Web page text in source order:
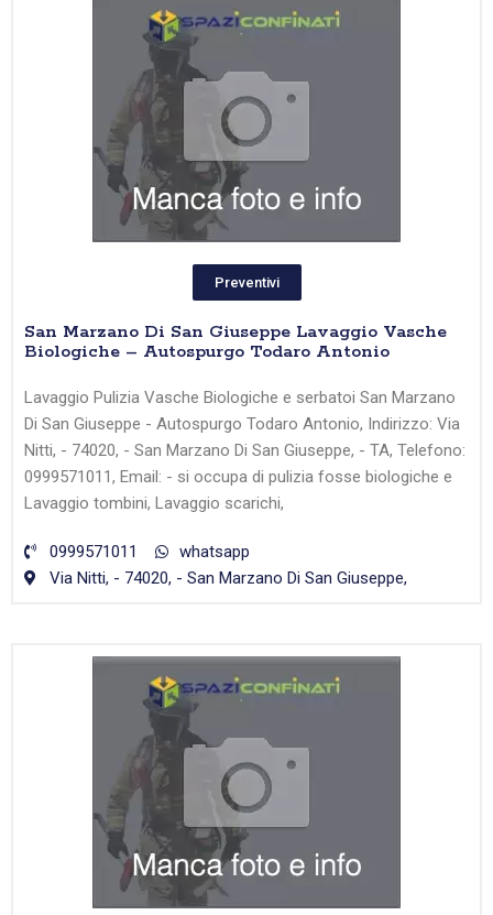
Preventivi
San Marzano Di San Giuseppe Lavaggio Vasche
Biologiche – Autospurgo Todaro Antonio
Lavaggio Pulizia Vasche Biologiche e serbatoi San Marzano
Di San Giuseppe - Autospurgo Todaro Antonio, Indirizzo: Via
Nitti, - 74020, - San Marzano Di San Giuseppe, - TA, Telefono:
0999571011, Email: - si occupa di pulizia fosse biologiche e
Lavaggio tombini, Lavaggio scarichi,
0999571011
whatsapp
Via Nitti, - 74020, - San Marzano Di San Giuseppe,